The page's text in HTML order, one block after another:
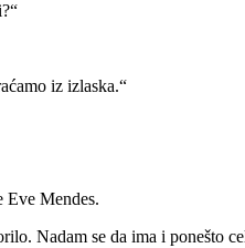
iz izlaska.“
Eve Mendes.
Nadam se da ima i ponešto